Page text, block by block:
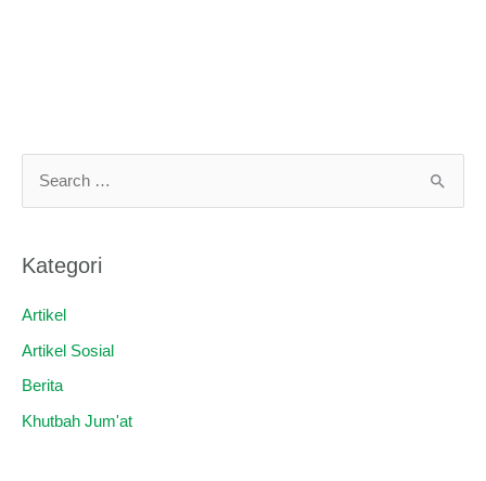
u
n
t
Kategori
Artikel
Artikel Sosial
Berita
Khutbah Jum'at